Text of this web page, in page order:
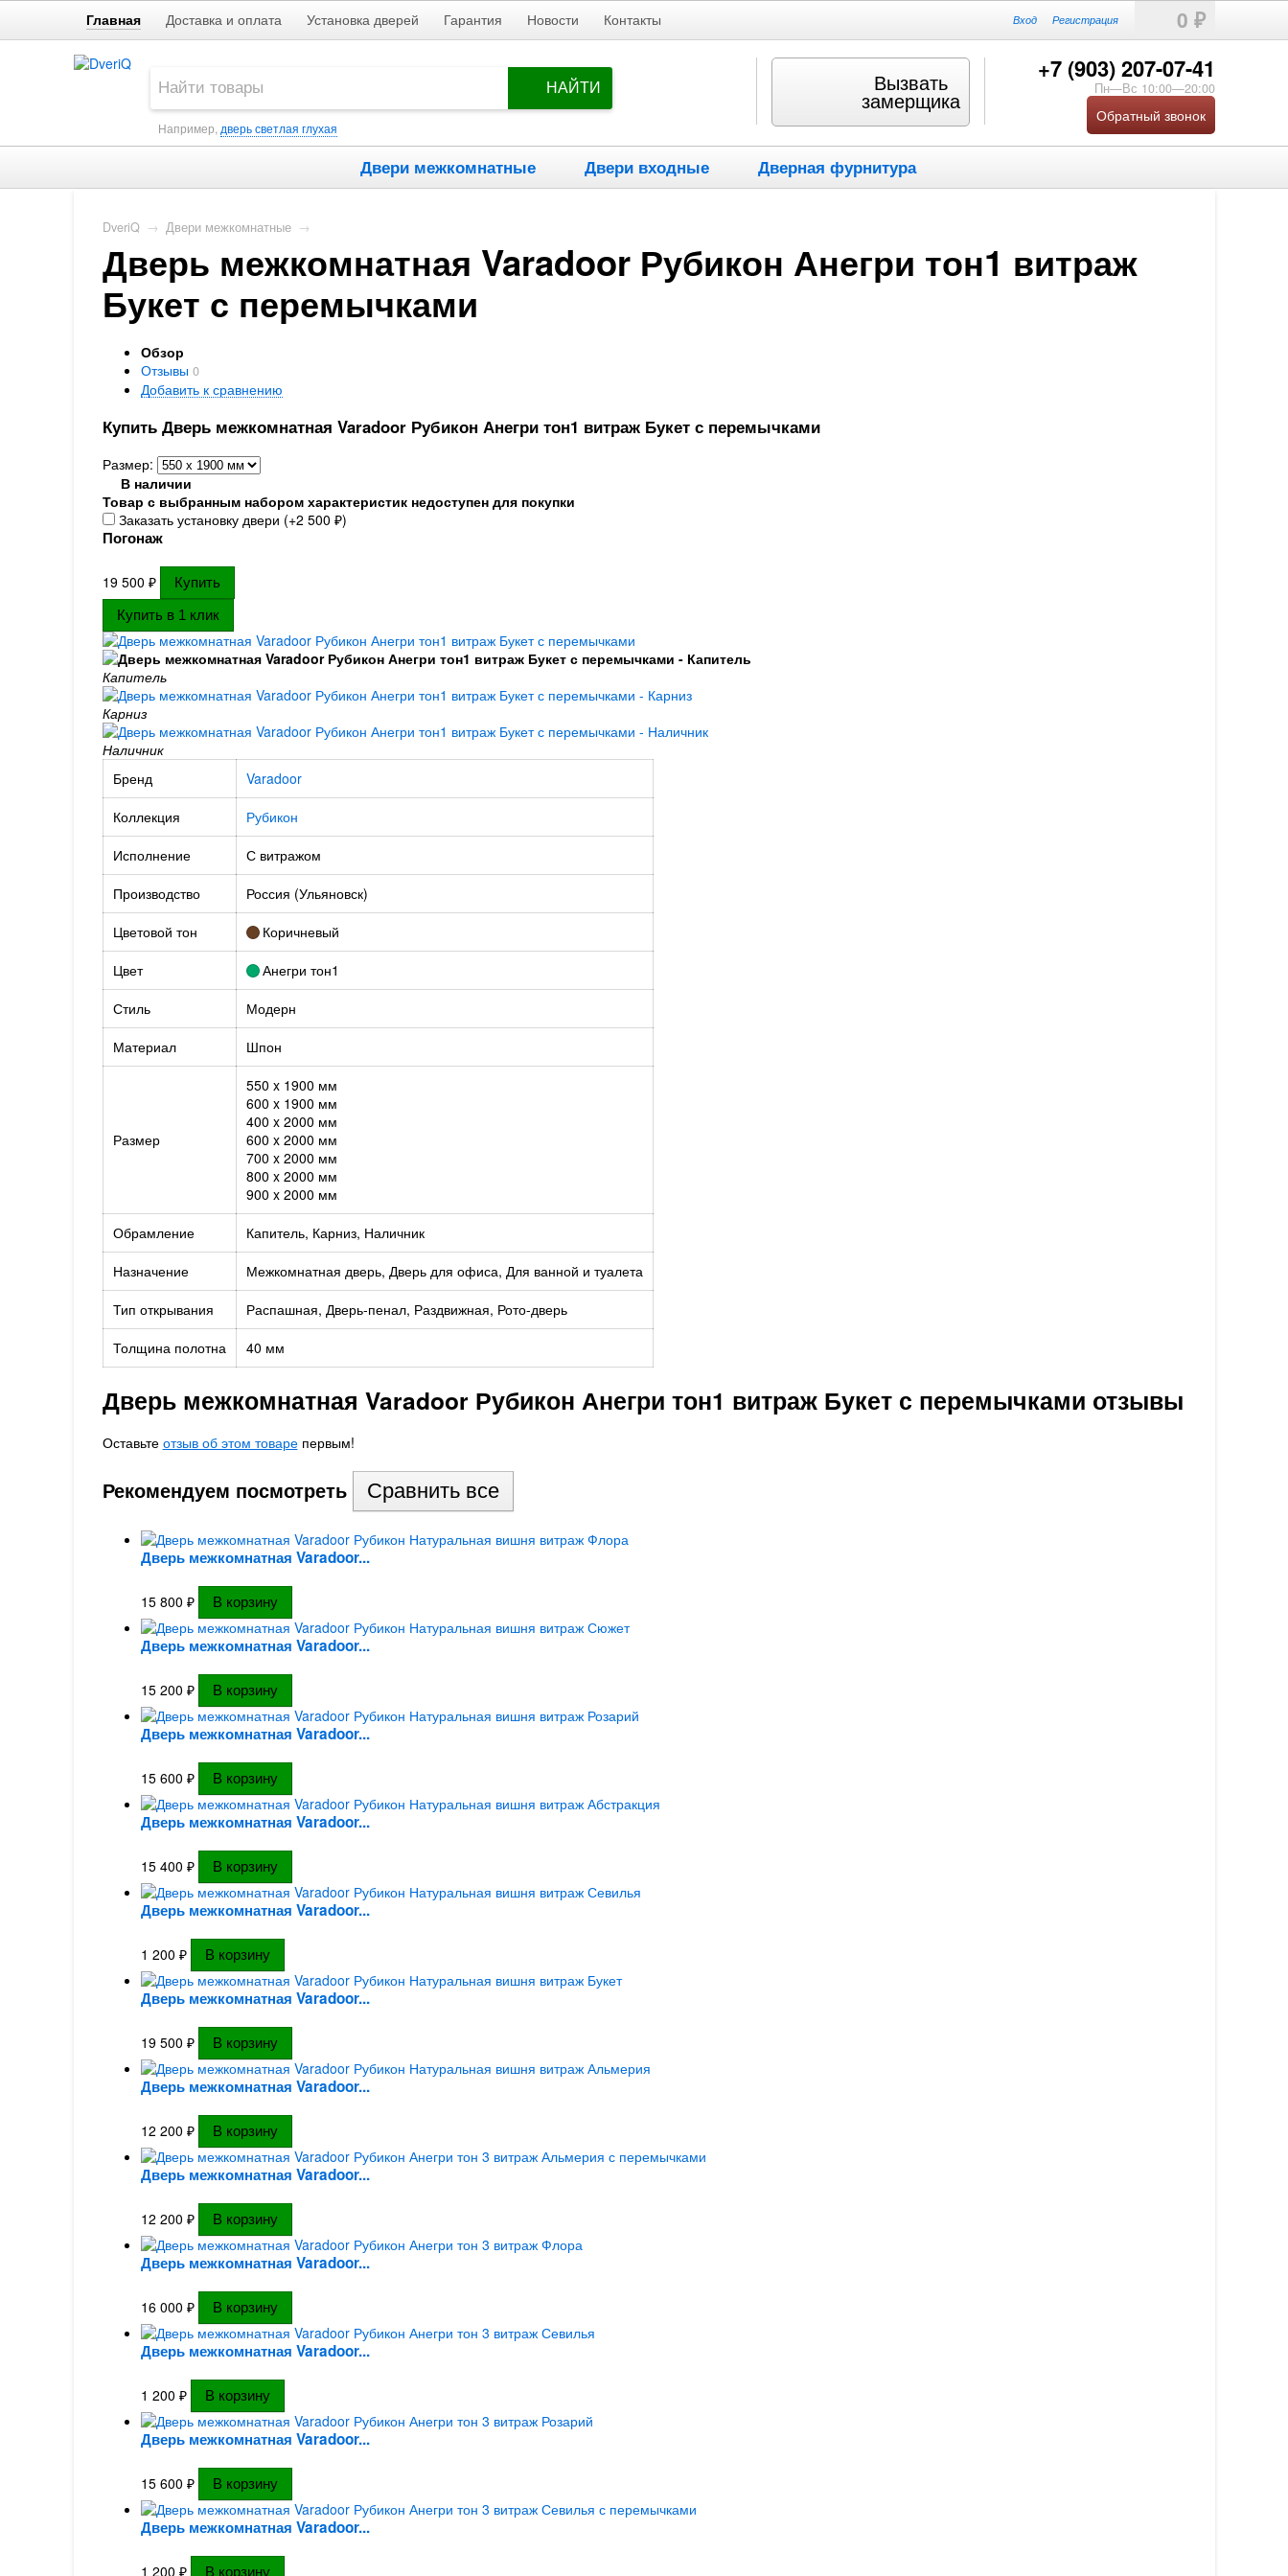
Главная Доставка и оплата Установка дверей Гарантия Новости Контакты 0 ₽
Вход Регистрация
НАЙТИ
Например, дверь светлая глухая
+7 (903) 207-07-41
Пн—Вс 10:00—20:00
Обратный звонок
Вызвать
замерщика
Двери межкомнатные Двери входные Дверная фурнитура
DveriQ → Двери межкомнатные →
Дверь межкомнатная Varadoor Рубикон Анегри тон1 витраж
Букет с перемычками
Обзор
Отзывы 0
Добавить к сравнению
Купить Дверь межкомнатная Varadoor Рубикон Анегри тон1 витраж Букет с перемычками
Размер:
В наличии
Товар с выбранным набором характеристик недоступен для покупки
Заказать установку двери (+2 500 ₽)
Погонаж
19 500 ₽
Капитель
Карниз
Наличник
Бренд
Varadoor
Коллекция
Рубикон
Исполнение
С витражом
Производство
Россия (Ульяновск)
Цветовой тон
Коричневый
Цвет
Анегри тон1
Стиль
Модерн
Материал
Шпон
Размер
550 x 1900 мм
600 x 1900 мм
400 x 2000 мм
600 x 2000 мм
700 x 2000 мм
800 x 2000 мм
900 x 2000 мм
Обрамление
Капитель, Карниз, Наличник
Назначение
Межкомнатная дверь, Дверь для офиса, Для ванной и туалета
Тип открывания
Распашная, Дверь-пенал, Раздвижная, Рото-дверь
Толщина полотна
40 мм
Дверь межкомнатная Varadoor Рубикон Анегри тон1 витраж Букет с перемычками отзывы
Оставьте отзыв об этом товарепервым!
Рекомендуем посмотреть
Дверь межкомнатная Varadoor...
15 800 ₽
Дверь межкомнатная Varadoor...
15 200 ₽
Дверь межкомнатная Varadoor...
15 600 ₽
Дверь межкомнатная Varadoor...
15 400 ₽
Дверь межкомнатная Varadoor...
1 200 ₽
Дверь межкомнатная Varadoor...
19 500 ₽
Дверь межкомнатная Varadoor...
12 200 ₽
Дверь межкомнатная Varadoor...
12 200 ₽
Дверь межкомнатная Varadoor...
16 000 ₽
Дверь межкомнатная Varadoor...
1 200 ₽
Дверь межкомнатная Varadoor...
15 600 ₽
Дверь межкомнатная Varadoor...
1 200 ₽